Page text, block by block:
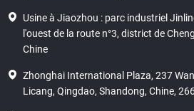
Usine à Jiaozhou : parc industriel
l'ouest de la route n°3, district de
Chine
Zhonghai International Plaza, 237
Licang, Qingdao, Shandong, Chine,